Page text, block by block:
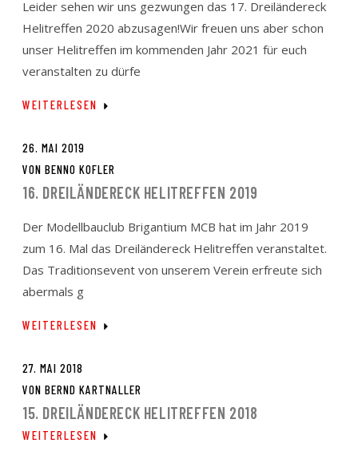
Leider sehen wir uns gezwungen das 17. Dreiländereck
Helitreffen 2020 abzusagen!Wir freuen uns aber schon
unser Helitreffen im kommenden Jahr 2021 für euch
veranstalten zu dürfe
WEITERLESEN
26. MAI 2019
VON BENNO KOFLER
16. DREILÄNDERECK HELITREFFEN 2019
Der Modellbauclub Brigantium MCB hat im Jahr 2019
zum 16. Mal das Dreiländereck Helitreffen veranstaltet.
Das Traditionsevent von unserem Verein erfreute sich
abermals g
WEITERLESEN
27. MAI 2018
VON BERND KARTNALLER
15. DREILÄNDERECK HELITREFFEN 2018
WEITERLESEN